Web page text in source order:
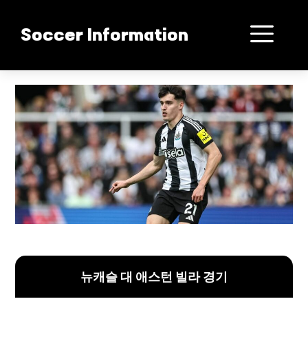
Soccer Information
메
뉴
뉴캐슬 대 애스턴 빌라 경기